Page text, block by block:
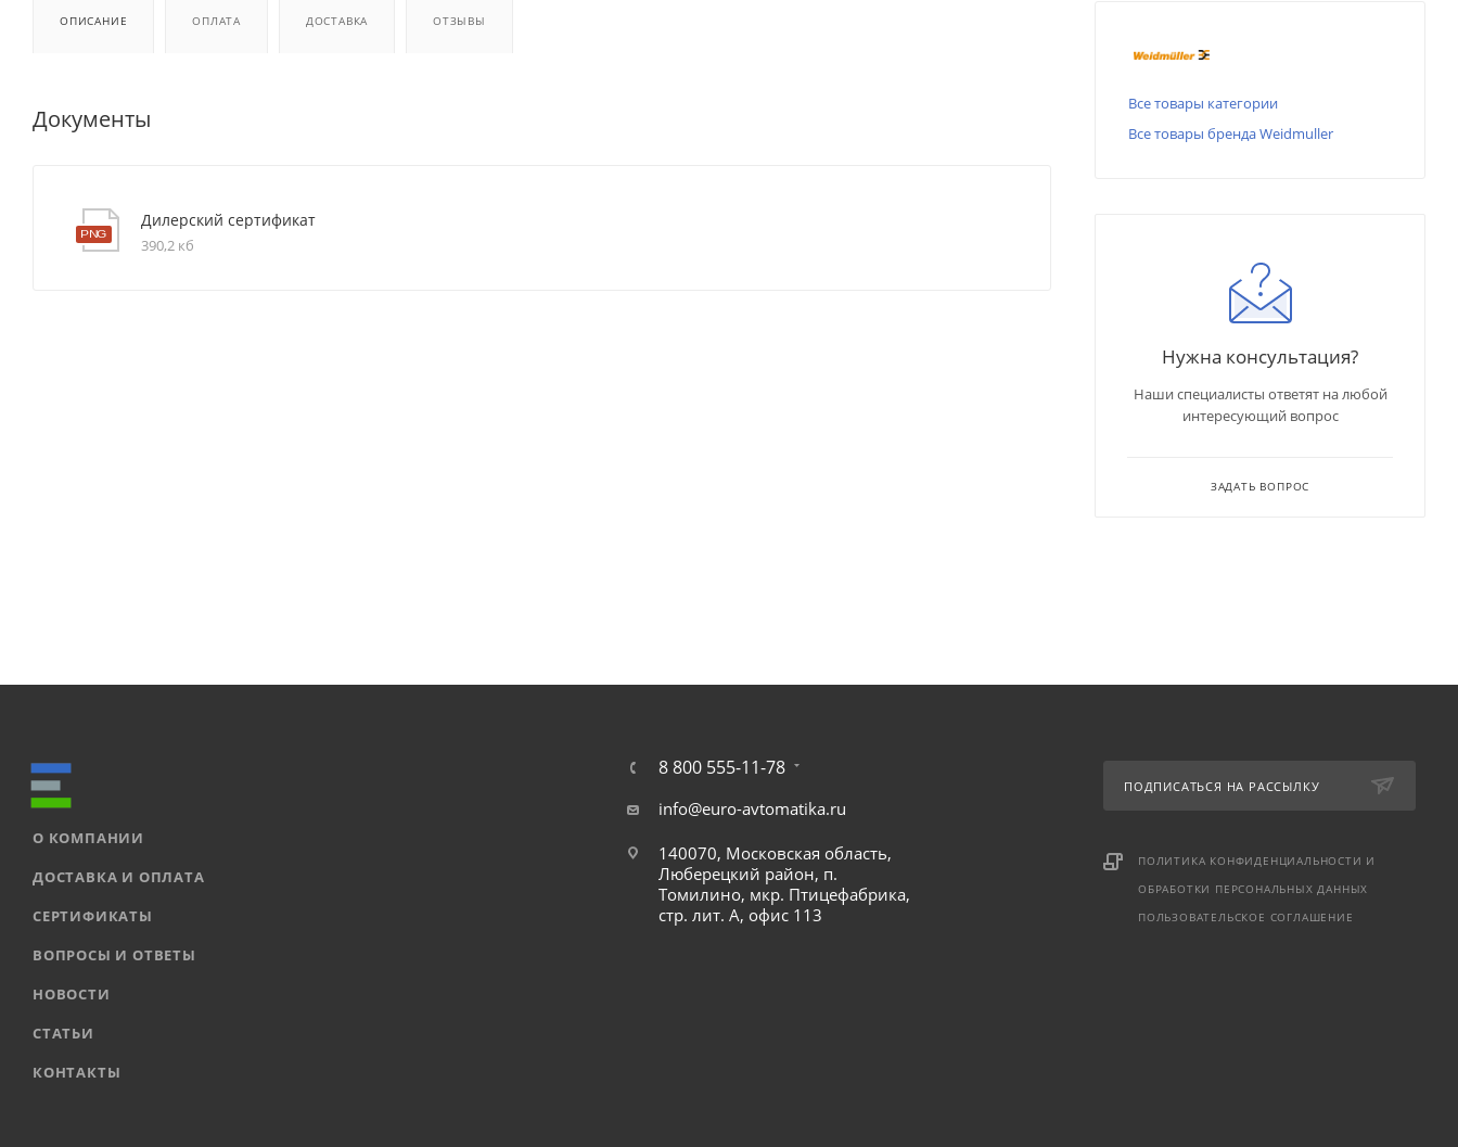
ОПИСАНИЕ ОПЛАТА ДОСТАВКА ОТЗЫВЫ
Документы
Дилерский сертификат
390,2 кб
Все товары категории
Все товары бренда Weidmuller
Нужна консультация?
Наши специалисты ответят на любой
интересующий вопрос
ЗАДАТЬ ВОПРОС
О КОМПАНИИ
ДОСТАВКА И ОПЛАТА
СЕРТИФИКАТЫ
ВОПРОСЫ И ОТВЕТЫ
НОВОСТИ
СТАТЬИ
КОНТАКТЫ
8 800 555-11-78
info@euro-avtomatika.ru
140070, Московская область,
Люберецкий район, п.
Томилино, мкр. Птицефабрика,
стр. лит. А, офис 113
ПОДПИСАТЬСЯ НА РАССЫЛКУ
ПОЛИТИКА КОНФИДЕНЦИАЛЬНОСТИ И
ОБРАБОТКИ ПЕРСОНАЛЬНЫХ ДАННЫХ
ПОЛЬЗОВАТЕЛЬСКОЕ СОГЛАШЕНИЕ